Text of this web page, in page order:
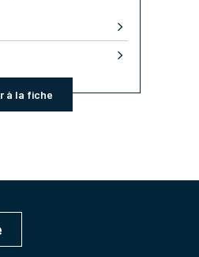
à la fiche